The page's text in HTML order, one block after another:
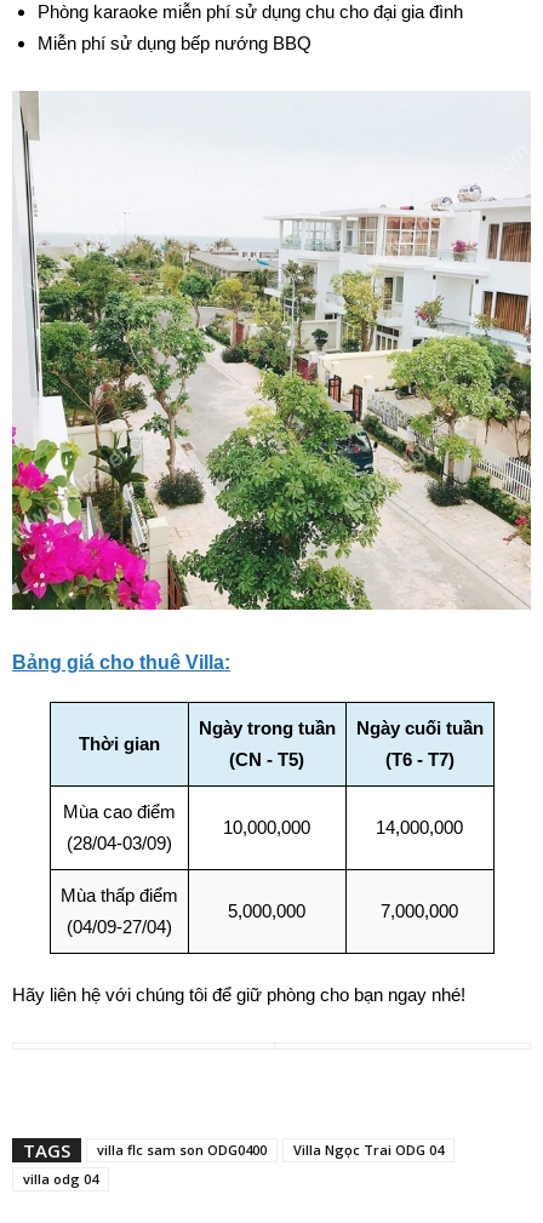
Phòng karaoke miễn phí sử dụng chu cho đại gia đình
Miễn phí sử dụng bếp nướng BBQ
Bảng giá cho thuê Villa:
Thời gian
Ngày trong tuần
(CN - T5)
Ngày cuối tuần
(T6 - T7)
Mùa cao điểm
(28/04-03/09)
10,000,000 14,000,000
Mùa thấp điểm
(04/09-27/04)
5,000,000 7,000,000
Hãy liên hệ với chúng tôi để giữ phòng cho bạn ngay nhé!
TAGS villa flc sam son ODG0400
Villa Ngọc Trai ODG 04
villa odg 04